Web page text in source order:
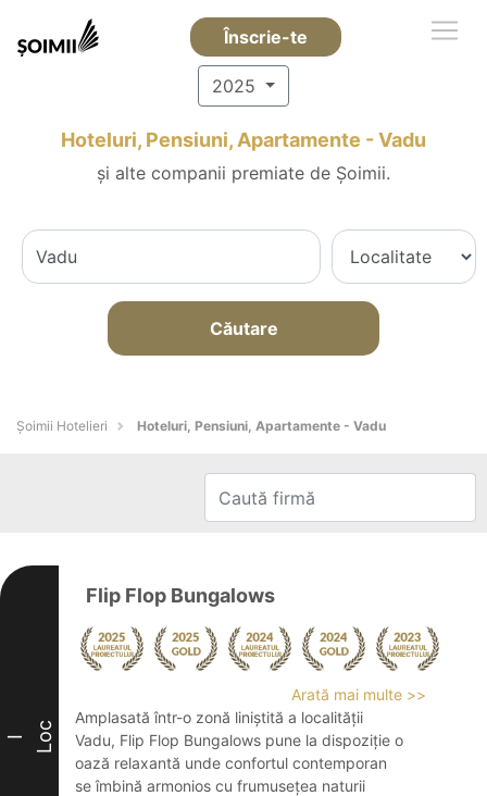
Înscrie-te
2025
Hoteluri, Pensiuni, Apartamente - Vadu
și alte companii premiate de Șoimii.
Căutare
Șoimii Hotelieri Hoteluri, Pensiuni, Apartamente - Vadu
I Loc
Flip Flop Bungalows
Arată mai multe >>
Amplasată într-o zonă liniștită a localității
Vadu, Flip Flop Bungalows pune la dispoziție o
oază relaxantă unde confortul contemporan
se îmbină armonios cu frumusețea naturii